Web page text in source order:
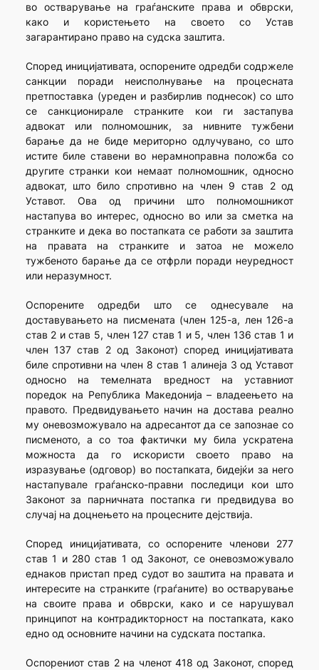
во остварување на граѓанските права и обврски,
како и користењето на своето со Устав
загарантирано право на судска заштита.
Според иницијативата, оспорените одредби содржеле
санкции поради неисполнување на процесната
претпоставка (уреден и разбирлив поднесок) со што
се санкционирале странките кои ги застапува
адвокат или полномошник, за нивните тужбени
барање да не биде мериторно одлучувано, со што
истите биле ставени во нерамноправна положба со
другите странки кои немаат полномошник, односно
адвокат, што било спротивно на член 9 став 2 од
Уставот. Ова од причини што полномошникот
настапува во интерес, односно во или за сметка на
странките и дека во постапката се работи за заштита
на правата на странките и затоа не можело
тужбеното барање да се отфрли поради неуредност
или неразумност.
Оспорените одредби што се однесувале на
доставувањето на писмената (член 125-а, лен 126-а
став 2 и став 5, член 127 став 1 и 5, член 136 став 1 и
член 137 став 2 од Законот) според иницијативата
биле спротивни на член 8 став 1 алинеја 3 од Уставот
односно на темелната вредност на уставниот
поредок на Република Македонија – владеењето на
правото. Предвидувањето начин на достава реално
му оневозможувало на адресантот да се запознае со
писменото, а со тоа фактички му била ускратена
можноста да го искористи своето право на
изразување (одговор) во постапката, бидејќи за него
настапувале граѓанско-правни последици кои што
Законот за парничната постапка ги предвидува во
случај на доцнењето на процесните дејствија.
Според иницијативата, со оспорените членови 277
став 1 и 280 став 1 од Законот, се оневозможувало
еднаков пристап пред судот во заштита на правата и
интересите на странките (граѓаните) во остварување
на своите права и обврски, како и се нарушувал
принципот на контрадикторност на постапката, како
едно од основните начини на судската постапка.
Оспорениот став 2 на членот 418 од Законот, според